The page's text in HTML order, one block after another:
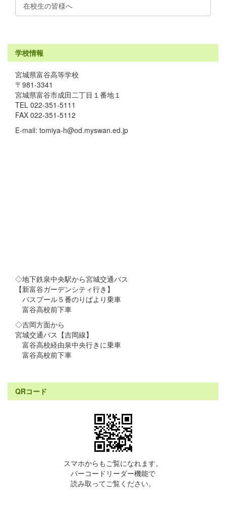
在校生の皆様へ
学校情報
宮城県富谷高等学校
〒981-3341
宮城県富谷市成田二丁目１番地１
TEL 022-351-5111
FAX 022-351-5112
E-mail: tomiya-h@od.myswan.ed.jp
◇地下鉄泉中央駅から宮城交通バス
【新富谷ガーデンシティ行き】
バスプール５番のりばより乗車
富谷高校前下車
◇吉岡方面から
宮城交通バス【吉岡線】
富谷高校経由泉中央行きに乗車
富谷高校前下車
QRコード
スマホからもご覧になれます。
バーコードリーダー機能で
読み取ってご覧ください。